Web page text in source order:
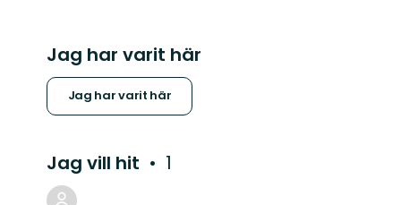
Jag har varit här
Jag har varit här
Jag vill hit 1